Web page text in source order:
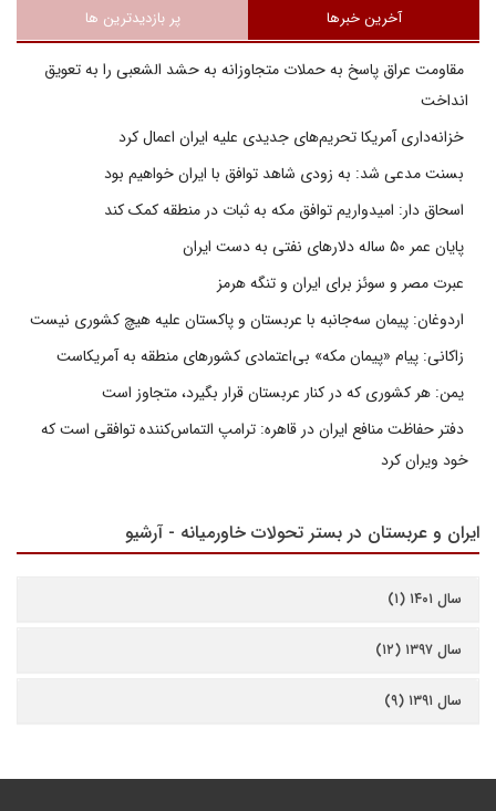
آخرین خبرها پر بازدیدترین ها
مقاومت عراق پاسخ به حملات متجاوزانه به حشد الشعبی را به تعویق
انداخت
خزانه‌داری آمریکا تحریم‌های جدیدی علیه ایران اعمال کرد
بسنت مدعی شد: به زودی شاهد توافق با ایران خواهیم بود
اسحاق دار: امیدواریم توافق مکه به ثبات در منطقه کمک کند
پایان عمر ۵۰ ساله دلارهای نفتی به دست ایران
عبرت مصر و سوئز برای ایران و تنگه هرمز
اردوغان: پیمان سه‌جانبه با عربستان و پاکستان علیه هیچ کشوری نیست
زاکانی: پیام «پیمان مکه» بی‌اعتمادی کشورهای منطقه به آمریکاست
یمن: هر کشوری که در کنار عربستان قرار بگیرد، متجاوز است
دفتر حفاظت منافع ایران در قاهره: ترامپ التماس‌کننده توافقی است که
خود ویران کرد
ایران و عربستان در بستر تحولات خاورمیانه - آرشیو
سال ۱۴۰۱ (۱)
سال ۱۳۹۷ (۱۲)
سال ۱۳۹۱ (۹)